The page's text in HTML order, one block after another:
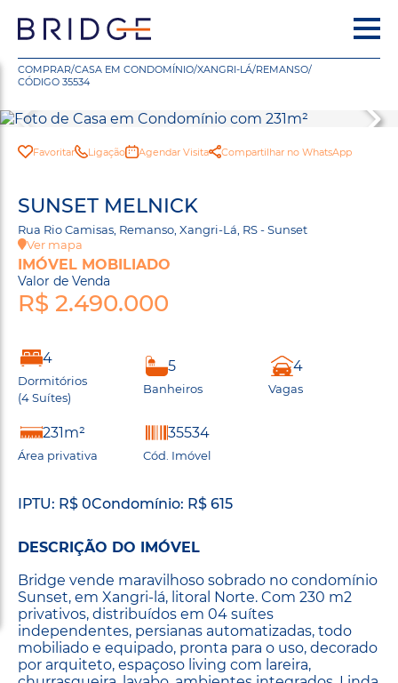
COMPRAR/CASA EM CONDOMÍNIO/XANGRI-LÁ/REMANSO/
CÓDIGO 35534
Favoritar Ligação Agendar Visita Compartilhar no WhatsApp
SUNSET MELNICK
Rua Rio Camisas, Remanso, Xangri-Lá, RS - Sunset
Ver mapa
IMÓVEL MOBILIADO
Valor de Venda
R$ 2.490.000
4
Dormitórios
(4 Suítes)
5
Banheiros
4
Vagas
231m²
Área privativa
35534
Cód. Imóvel
IPTU: R$ 0Condomínio: R$ 615
DESCRIÇÃO DO IMÓVEL
Bridge vende maravilhoso sobrado no condomínio
Sunset, em Xangri-lá, litoral Norte. Com 230 m2
privativos, distribuídos em 04 suítes
independentes, persianas automatizadas, todo
mobiliado e equipado, pronta para o uso, decorado
por arquiteto, espaçoso living com lareira,